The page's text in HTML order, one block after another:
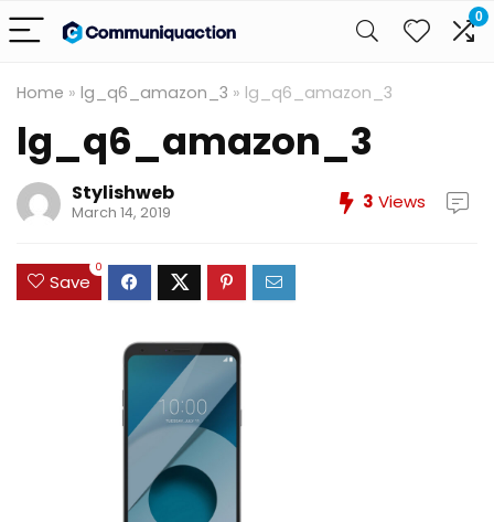
0
Home » lg_q6_amazon_3 » lg_q6_amazon_3
lg_q6_amazon_3
Stylishweb
March 14, 2019 3 Views
Save
0